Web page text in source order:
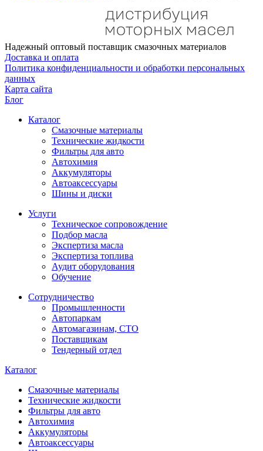
Надежный оптовый поставщик смазочных материалов
Доставка и оплата
Политика конфиденциальности и обработки персональных
данных
Карта сайта
Блог
Каталог
Смазочные материалы
Технические жидкости
Фильтры для авто
Автохимия
Аккумуляторы
Автоаксессуары
Шины и диски
Услуги
Техническое сопровождение
Подбор масла
Экспертиза масла
Экспертиза топлива
Аудит оборудования
Обучение
Сотрудничество
Промышленности
Автопаркам
Автомагазинам, СТО
Поставщикам
Тендерный отдел
Каталог
Смазочные материалы
Технические жидкости
Фильтры для авто
Автохимия
Аккумуляторы
Автоаксессуары